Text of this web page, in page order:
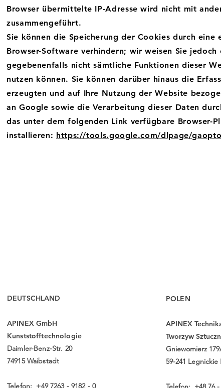
Browser übermittelte IP-Adresse wird nicht mit
zusammengeführt.
Sie können die Speicherung der Cookies durch eine
Browser-Software verhindern; wir weisen Sie jedoch
gegebenenfalls nicht sämtliche Funktionen dieser
nutzen können. Sie können darüber hinaus die
erzeugten und auf Ihre Nutzung der Website
an Google sowie die Verarbeitung dieser Daten
das unter dem folgenden Link verfügbare Browser-
installieren: https://tools.google.com/dlpage/
POLEN
APINEX
Tworzyw
Gniewomierz
59-241 Legnickie
DEUTSCHLAND
APINEX GmbH
Kunststofftechnologie
Daimler-Benz-Str. 20
74915 Waibstadt
Telefon: +49 7263 - 9182 - 0